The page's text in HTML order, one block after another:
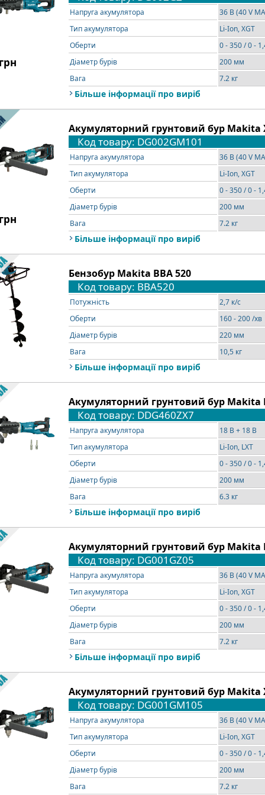
Напруга акумулятора
36 В (40 V
Тип акумулятора
Li-Ion, XGT
Оберти
0 - 350 / 0 -
Діаметр бурів
200 мм
Вага
7.2 кг
Більше інформації про виріб
Акумуляторний грунтовий бур Makita
Код товару: DG002GM101
Напруга акумулятора
36 В (40 V
Тип акумулятора
Li-Ion, XGT
Оберти
0 - 350 / 0 -
Діаметр бурів
200 мм
Вага
7.2 кг
Більше інформації про виріб
Бензобур Makita BBA 520
Код товару: BBA520
Потужність
2,7 к/с
Оберти
160 - 200 /хв
Діаметр бурів
220 мм
Вага
10,5 кг
Більше інформації про виріб
Акумуляторний грунтовий бур Makita
Код товару: DDG460ZX7
Напруга акумулятора
18 В + 18 В
Тип акумулятора
Li-Ion, LXT
Оберти
0 - 350 / 0 -
Діаметр бурів
200 мм
Вага
6.3 кг
Більше інформації про виріб
Акумуляторний грунтовий бур Makita
Код товару: DG001GZ05
Напруга акумулятора
36 В (40 V
Тип акумулятора
Li-Ion, XGT
Оберти
0 - 350 / 0 -
Діаметр бурів
200 мм
Вага
7.2 кг
Більше інформації про виріб
Акумуляторний грунтовий бур Makita
Код товару: DG001GM105
Напруга акумулятора
36 В (40 V
Тип акумулятора
Li-Ion, XGT
Оберти
0 - 350 / 0 -
Діаметр бурів
200 мм
Вага
7.2 кг